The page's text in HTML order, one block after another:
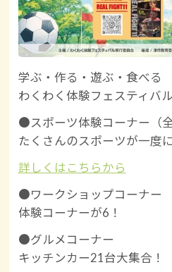
学ぶ・作る・遊ぶ・食べる
わくわく体験フェスティバル
●スポーツ体験コーナー（全
たくさんのスポーツが一度
詳しくはこちらから
●ワークショップコーナー
体験コーナーが6！
●グルメコーナー
キッチンカー21台大集合！